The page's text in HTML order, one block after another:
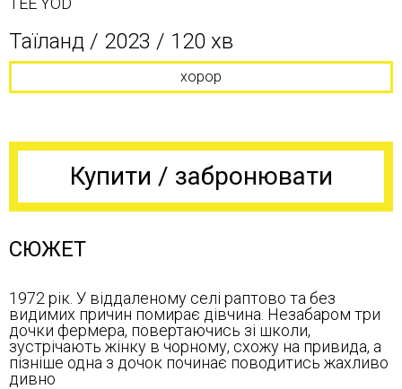
Таїланд / 2023 / 120 хв
хорор
Купити / забронювати
СЮЖЕТ
1972 рік. У віддаленому селі раптово та без
видимих причин помирає дівчина. Незабаром три
дочки фермера, повертаючись зі школи,
зустрічають жінку в чорному, схожу на привида, а
пізніше одна з дочок починає поводитись жахливо
дивно